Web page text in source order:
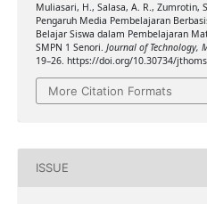
Muliasari, H., Salasa, A. R., Zumrotin,
Pengaruh Media Pembelajaran
Belajar Siswa dalam Pembelajaran
SMPN 1 Senori. Journal of Technology,
19–26. https://doi.org/10.30734/
More Citation Formats
ISSUE